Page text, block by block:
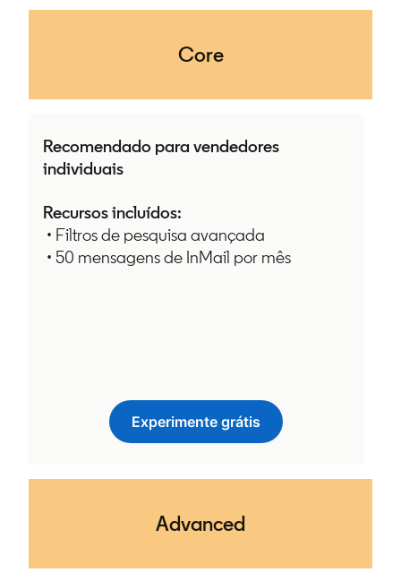
Core
Recomendado para vendedores
individuais
Recursos incluídos:
• Filtros de pesquisa avançada
• 50 mensagens de InMail por mês
Experimente grátis
opens in a new tab
Advanced